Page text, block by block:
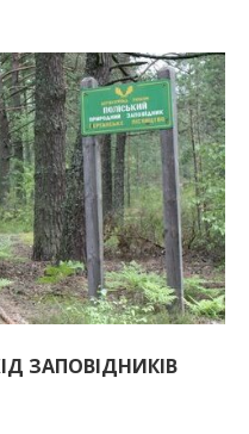
ЗАПОВІДНИКІВ